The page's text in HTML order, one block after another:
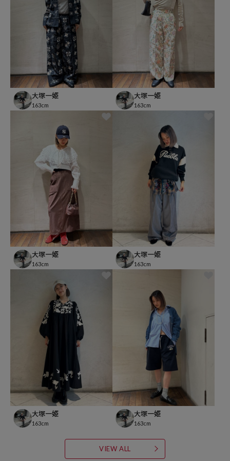
大塚一姫
163cm
大塚一姫
163cm
大塚一姫
163cm
大塚一姫
163cm
大塚一姫
163cm
大塚一姫
163cm
VIEW ALL